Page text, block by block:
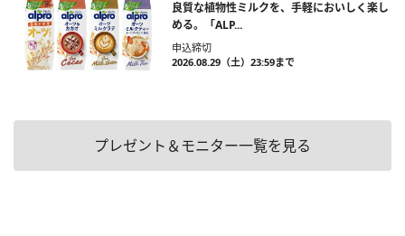
良質な植物性ミルクを、手軽においしく楽し
める。「ALP...
申込締切
2026.08.29（土）23:59まで
プレゼント＆モニター一覧を見る